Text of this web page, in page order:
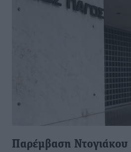
Παρέμβαση Ντογιάκου